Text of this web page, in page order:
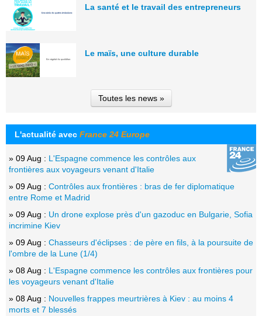
La santé et le travail des entrepreneurs
Le maïs, une culture durable
Toutes les news »
L'actualité avec France 24 Europe
» 09 Aug : L'Espagne commence les contrôles aux
frontières aux voyageurs venant d'Italie
» 09 Aug : Contrôles aux frontières : bras de fer diplomatique
entre Rome et Madrid
» 09 Aug : Un drone explose près d'un gazoduc en Bulgarie, Sofia
incrimine Kiev
» 09 Aug : Chasseurs d'éclipses : de père en fils, à la poursuite de
l'ombre de la Lune (1/4)
» 08 Aug : L'Espagne commence les contrôles aux frontières pour
les voyageurs venant d'Italie
» 08 Aug : Nouvelles frappes meurtrières à Kiev : au moins 4
morts et 7 blessés